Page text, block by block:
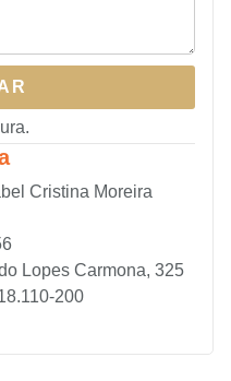
Cristina Moreira
Lopes Carmona, 325
200